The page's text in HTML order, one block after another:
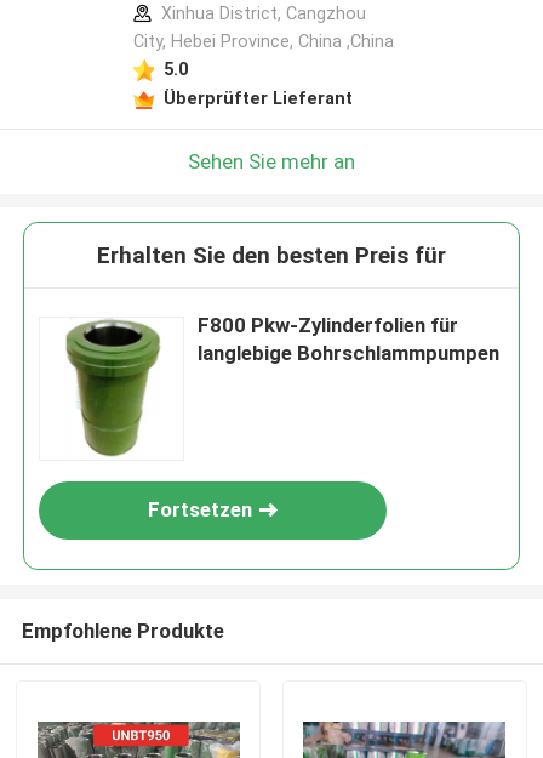
Xinhua District, Cangzhou
City, Hebei Province, China ,China
5.0
Überprüfter Lieferant
Sehen Sie mehr an
Erhalten Sie den besten Preis für
F800 Pkw-Zylinderfolien für
langlebige Bohrschlammpumpen
Fortsetzen
Empfohlene Produkte